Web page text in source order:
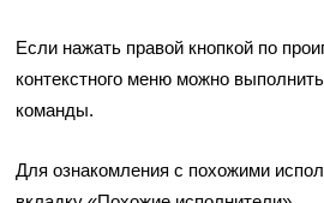
Если нажать правой кнопкой по
контекстного меню можно
команды.
Для ознакомления с похожими